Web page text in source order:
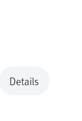
Impressum
Details